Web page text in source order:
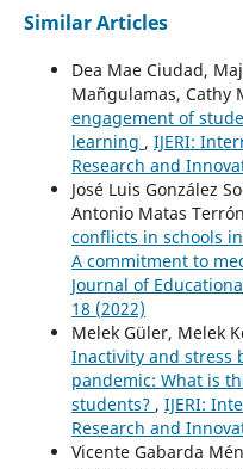
Similar Articles
Dea Mae Ciudad,
Mañgulamas, Cathy
engagement of
learning , IJERI:
Research and
José Luis González
Antonio Matas
conflicts in schools
A commitment to
Journal of
18 (2022)
Melek Güler, Melek
Inactivity and stress
pandemic: What is
students? , IJERI:
Research and
Vicente Gabarda